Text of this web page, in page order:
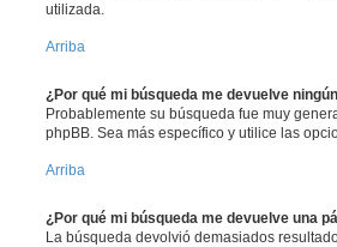
utilizada.
Arriba
¿Por qué mi búsqueda me devuelve
Probablemente su búsqueda fue muy
phpBB. Sea más específico y utilice las
Arriba
¿Por qué mi búsqueda me devuelve una
La búsqueda devolvió demasiados